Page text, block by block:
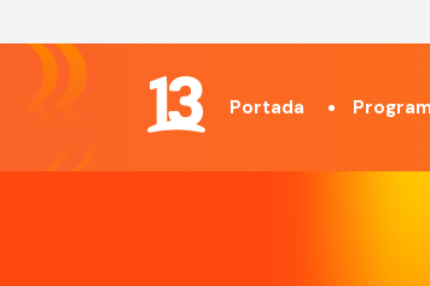
Portada